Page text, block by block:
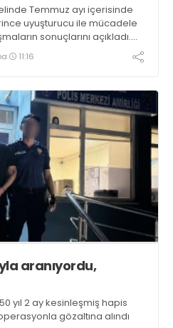
Temmuz ayı içerisinde
uyuşturucu ile mücadele
sonuçlarını açıkladı.
ve uyarıcı madde
yapan 44 şahıs
11:16
aranıyordu,
yıl 2 ay kesinleşmiş hapis
gözaltına alındı